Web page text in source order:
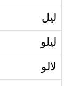
ليل
ليلو
لالو